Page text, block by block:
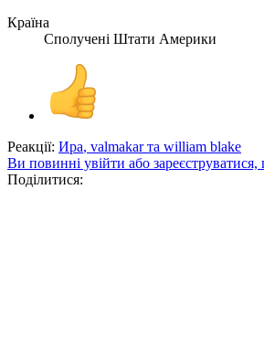
Країна
Сполучені Штати Америки
Реакції: Ира, valmakarта william blake
Ви повинні увійти або зареєструватися,
Поділитися: